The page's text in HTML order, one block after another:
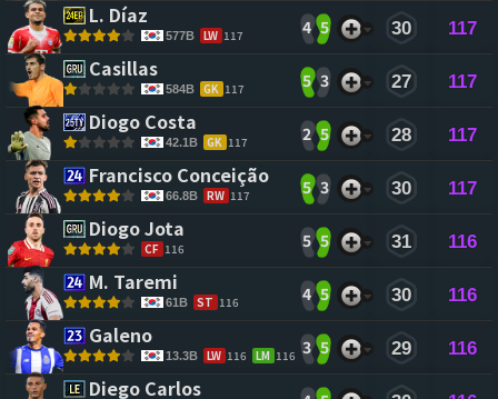
L. Díaz
577B LW 117 4 5 30 117
Casillas
584B GK 117 5 3 27 117
Diogo Costa
42.1B GK 117 2 5 28 117
Francisco Conceição
66.8B RW 117 5 3 30 117
Diogo Jota
CF 116 5 5 31 116
M. Taremi
61B ST 116 4 5 30 116
Galeno
13.3B LW 116 LM 116 3 5 29 116
Diego Carlos